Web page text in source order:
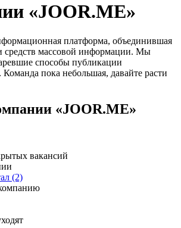
«JOOR.ME»
платформа, объединившая
средств массовой информации. Мы
способы публикации
пока небольшая, давайте расти
«JOOR.ME»
вакансий
(2)